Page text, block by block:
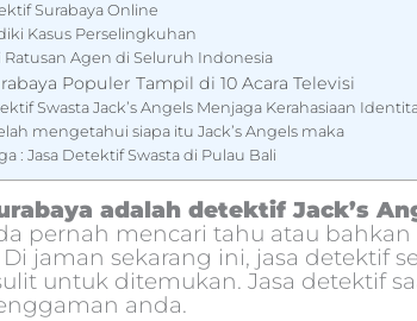
Surabaya Online
Kasus Perselingkuhan
Ratusan Agen di Seluruh Indonesia
Populer Tampil di 10 Acara Televisi
Swasta Jack’s Angels Menjaga Kerahasiaan
mengetahui siapa itu Jack’s Angels maka
: Jasa Detektif Swasta di Pulau Bali
adalah detektif Jack’s
pernah mencari tahu atau
Di jaman sekarang ini, jasa detektif
untuk ditemukan. Jasa detektif
anda.